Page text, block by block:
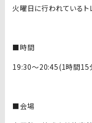
火曜日に行われているト
■時間
19:30～20:45(1時間15
■会場